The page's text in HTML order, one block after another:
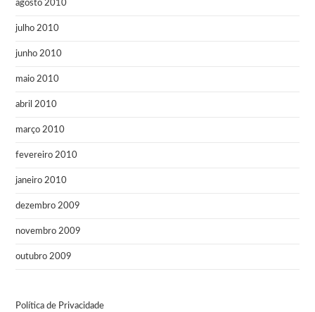
agosto 2010
julho 2010
junho 2010
maio 2010
abril 2010
março 2010
fevereiro 2010
janeiro 2010
dezembro 2009
novembro 2009
outubro 2009
Política de Privacidade